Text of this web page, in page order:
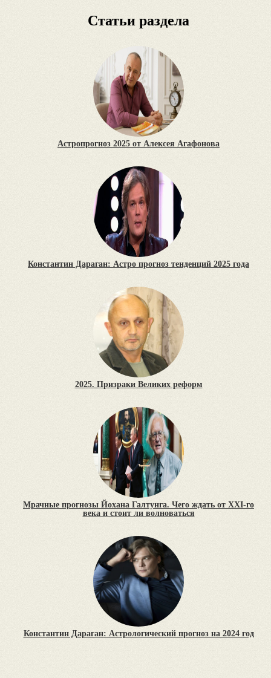
Статьи раздела
Астропрогноз 2025 от Алексея Агафонова
Константин Дараган: Астро прогноз тенденций 2025 года
2025. Призраки Великих реформ
Мрачные прогнозы Йохана Галтунга. Чего ждать от XXI-го
века и стоит ли волноваться
Константин Дараган: Астрологический прогноз на 2024 год